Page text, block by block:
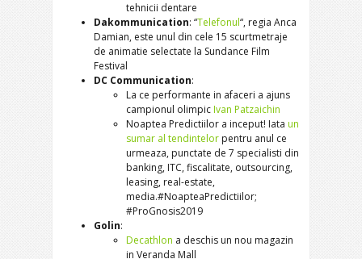
tehnicii dentare
Dakommunication: “Telefonul“, regia Anca
Damian, este unul din cele 15 scurtmetraje
de animatie selectate la Sundance Film
Festival
DC Communication:
La ce performante in afaceri a ajuns
campionul olimpicIvan Patzaichin
Noaptea Predictiilor a inceput! Iata un
sumar al tendintelor pentru anul ce
urmeaza, punctate de 7 specialisti din
banking, ITC, fiscalitate, outsourcing,
leasing, real-estate,
media.#NoapteaPredictiilor;
#ProGnosis2019
Golin:
Decathlon a deschis un nou magazin
in Veranda Mall